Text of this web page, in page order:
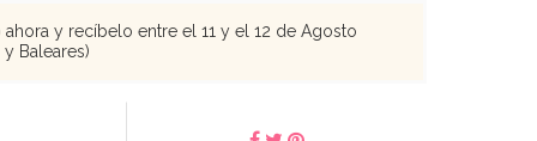
ahora y recíbelo entre el 11 y el 12 de Agosto
Baleares)